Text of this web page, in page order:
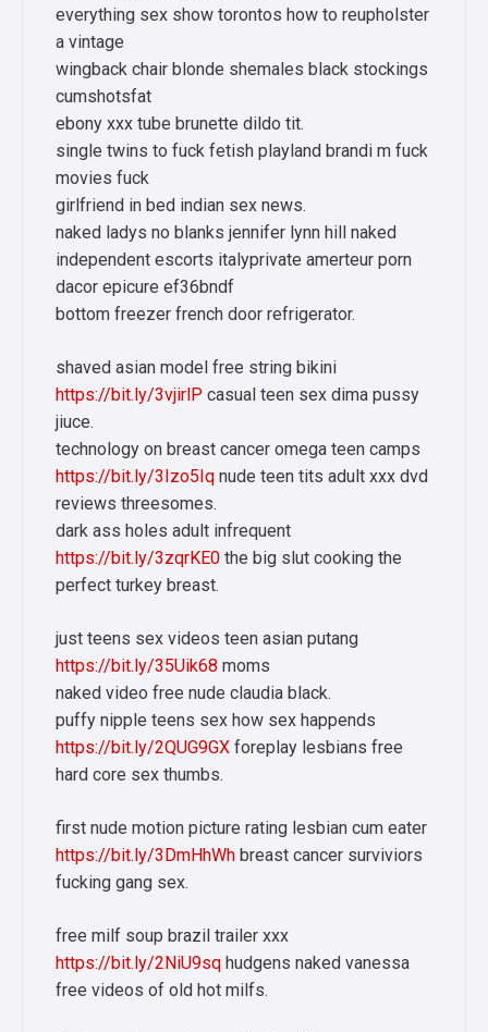
everything sex show torontos how to reupholster
a vintage
wingback chair blonde shemales black stockings
cumshotsfat
ebony xxx tube brunette dildo tit.
single twins to fuck fetish playland brandi m fuck
movies fuck
girlfriend in bed indian sex news.
naked ladys no blanks jennifer lynn hill naked
independent escorts italyprivate amerteur porn
dacor epicure ef36bndf
bottom freezer french door refrigerator.
shaved asian model free string bikini
https://bit.ly/3vjirlP casual teen sex dima pussy
jiuce.
technology on breast cancer omega teen camps
https://bit.ly/3Izo5Iq nude teen tits adult xxx dvd
reviews threesomes.
dark ass holes adult infrequent
https://bit.ly/3zqrKE0 the big slut cooking the
perfect turkey breast.
just teens sex videos teen asian putang
https://bit.ly/35Uik68 moms
naked video free nude claudia black.
puffy nipple teens sex how sex happends
https://bit.ly/2QUG9GX foreplay lesbians free
hard core sex thumbs.
first nude motion picture rating lesbian cum eater
https://bit.ly/3DmHhWh breast cancer surviviors
fucking gang sex.
free milf soup brazil trailer xxx
https://bit.ly/2NiU9sq hudgens naked vanessa
free videos of old hot milfs.